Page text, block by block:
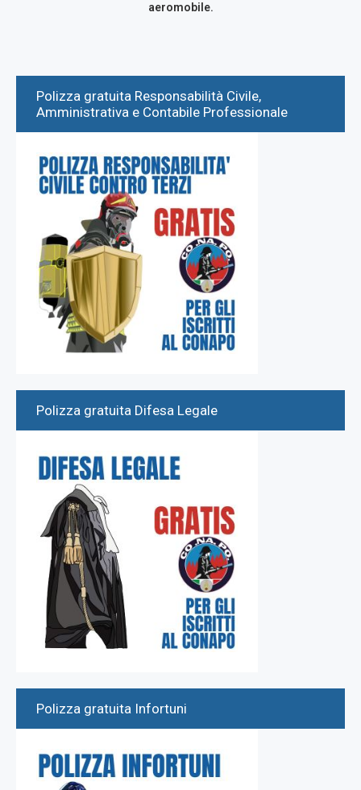
aeromobile.
Polizza gratuita Responsabilità Civile,
Amministrativa e Contabile Professionale
Polizza gratuita Difesa Legale
Polizza gratuita Infortuni